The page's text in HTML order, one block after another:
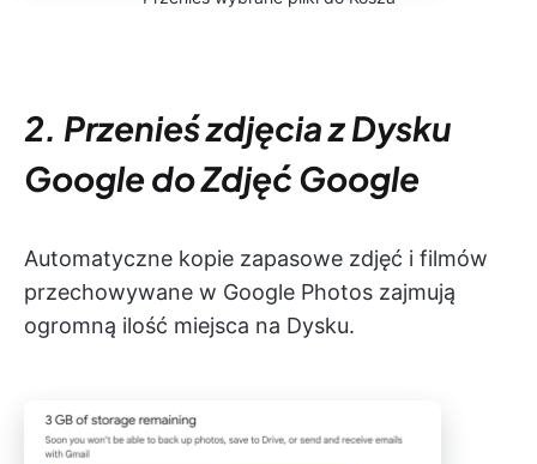
2. Przenieś zdjęcia z Dysku
Google do Zdjęć Google
Automatyczne kopie zapasowe zdjęć i filmów
przechowywane w Google Photos zajmują
ogromną ilość miejsca na Dysku.